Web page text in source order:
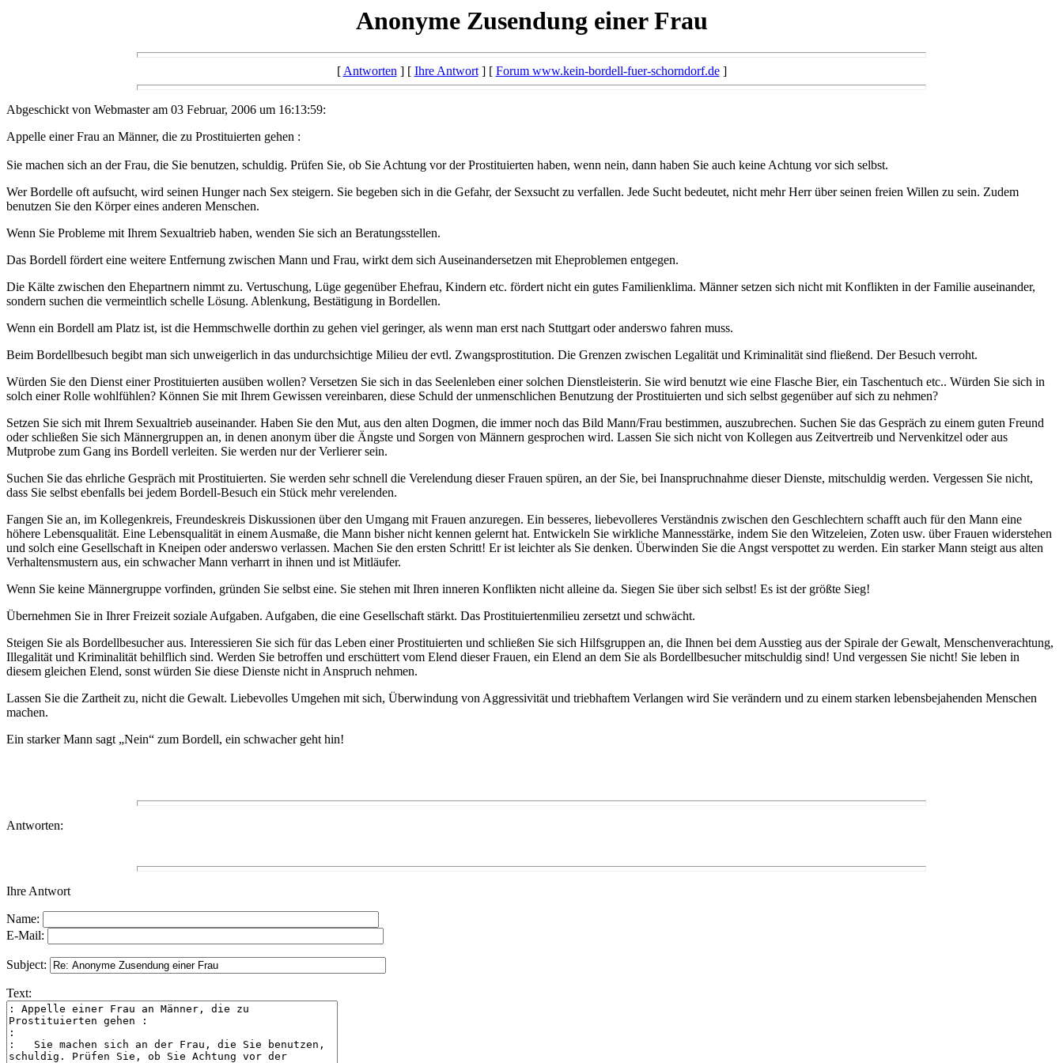
Anonyme Zusendung einer Frau
[Antworten] [ Ihre Antwort] [ Forum www.kein-bordell-fuer-schorndorf.de]
Abgeschickt von Webmaster am 03 Februar, 2006 um 16:13:59:
Appelle einer Frau an Männer, die zu Prostituierten gehen :
Sie machen sich an der Frau, die Sie benutzen, schuldig. Prüfen Sie, ob Sie Achtung vor der Prostituierten haben, wenn nein, dann haben Sie auch keine Achtung vor sich selbst.
Wer Bordelle oft aufsucht, wird seinen Hunger nach Sex steigern. Sie begeben sich in die Gefahr, der Sexsucht zu verfallen. Jede Sucht bedeutet, nicht mehr Herr über seinen freien Willen zu sein. Zudem
benutzen Sie den Körper eines anderen Menschen.
Wenn Sie Probleme mit Ihrem Sexualtrieb haben, wenden Sie sich an Beratungsstellen.
Das Bordell fördert eine weitere Entfernung zwischen Mann und Frau, wirkt dem sich Auseinandersetzen mit Eheproblemen entgegen.
Die Kälte zwischen den Ehepartnern nimmt zu. Vertuschung, Lüge gegenüber Ehefrau, Kindern etc. fördert nicht ein gutes Familienklima. Männer setzen sich nicht mit Konflikten in der Familie auseinander,
sondern suchen die vermeintlich schelle Lösung. Ablenkung, Bestätigung in Bordellen.
Wenn ein Bordell am Platz ist, ist die Hemmschwelle dorthin zu gehen viel geringer, als wenn man erst nach Stuttgart oder anderswo fahren muss.
Beim Bordellbesuch begibt man sich unweigerlich in das undurchsichtige Milieu der evtl. Zwangsprostitution. Die Grenzen zwischen Legalität und Kriminalität sind fließend. Der Besuch verroht.
Würden Sie den Dienst einer Prostituierten ausüben wollen? Versetzen Sie sich in das Seelenleben einer solchen Dienstleisterin. Sie wird benutzt wie eine Flasche Bier, ein Taschentuch etc.. Würden Sie sich in
solch einer Rolle wohlfühlen? Können Sie mit Ihrem Gewissen vereinbaren, diese Schuld der unmenschlichen Benutzung der Prostituierten und sich selbst gegenüber auf sich zu nehmen?
Setzen Sie sich mit Ihrem Sexualtrieb auseinander. Haben Sie den Mut, aus den alten Dogmen, die immer noch das Bild Mann/Frau bestimmen, auszubrechen. Suchen Sie das Gespräch zu einem guten Freund
oder schließen Sie sich Männergruppen an, in denen anonym über die Ängste und Sorgen von Männern gesprochen wird. Lassen Sie sich nicht von Kollegen aus Zeitvertreib und Nervenkitzel oder aus
Mutprobe zum Gang ins Bordell verleiten. Sie werden nur der Verlierer sein.
Suchen Sie das ehrliche Gespräch mit Prostituierten. Sie werden sehr schnell die Verelendung dieser Frauen spüren, an der Sie, bei Inanspruchnahme dieser Dienste, mitschuldig werden. Vergessen Sie nicht,
dass Sie selbst ebenfalls bei jedem Bordell-Besuch ein Stück mehr verelenden.
Fangen Sie an, im Kollegenkreis, Freundeskreis Diskussionen über den Umgang mit Frauen anzuregen. Ein besseres, liebevolleres Verständnis zwischen den Geschlechtern schafft auch für den Mann eine
höhere Lebensqualität. Eine Lebensqualität in einem Ausmaße, die Mann bisher nicht kennen gelernt hat. Entwickeln Sie wirkliche Mannesstärke, indem Sie den Witzeleien, Zoten usw. über Frauen widerstehen
und solch eine Gesellschaft in Kneipen oder anderswo verlassen. Machen Sie den ersten Schritt! Er ist leichter als Sie denken. Überwinden Sie die Angst verspottet zu werden. Ein starker Mann steigt aus alten
Verhaltensmustern aus, ein schwacher Mann verharrt in ihnen und ist Mitläufer.
Wenn Sie keine Männergruppe vorfinden, gründen Sie selbst eine. Sie stehen mit Ihren inneren Konflikten nicht alleine da. Siegen Sie über sich selbst! Es ist der größte Sieg!
Übernehmen Sie in Ihrer Freizeit soziale Aufgaben. Aufgaben, die eine Gesellschaft stärkt. Das Prostituiertenmilieu zersetzt und schwächt.
Steigen Sie als Bordellbesucher aus. Interessieren Sie sich für das Leben einer Prostituierten und schließen Sie sich Hilfsgruppen an, die Ihnen bei dem Ausstieg aus der Spirale der Gewalt, Menschenverachtung,
Illegalität und Kriminalität behilflich sind. Werden Sie betroffen und erschüttert vom Elend dieser Frauen, ein Elend an dem Sie als Bordellbesucher mitschuldig sind! Und vergessen Sie nicht! Sie leben in
diesem gleichen Elend, sonst würden Sie diese Dienste nicht in Anspruch nehmen.
Lassen Sie die Zartheit zu, nicht die Gewalt. Liebevolles Umgehen mit sich, Überwindung von Aggressivität und triebhaftem Verlangen wird Sie verändern und zu einem starken lebensbejahenden Menschen
machen.
Ein starker Mann sagt „Nein“ zum Bordell, ein schwacher geht hin!
Antworten:
Ihre Antwort
Name:
E-Mail:
Subject:
Text: